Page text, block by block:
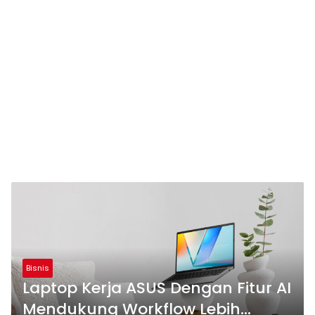
Bisnis
Laptop Kerja ASUS Dengan Fitur AI
Mendukung Workflow Lebih